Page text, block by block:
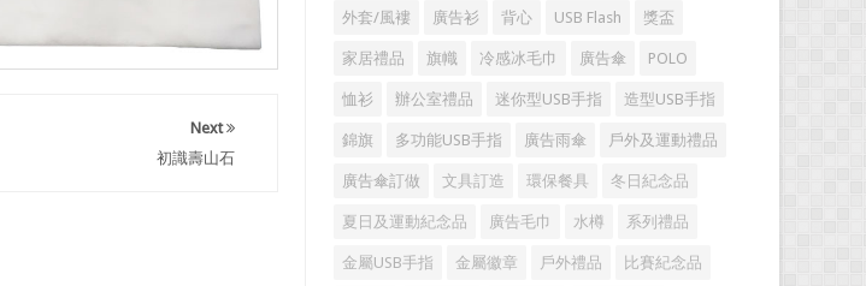
Next
初識壽山石
外套/風褸 廣告衫 背心 USB Flash 獎盃
家居禮品 旗幟 冷感冰毛巾 廣告傘 POLO
恤衫 辦公室禮品 迷你型USB手指 造型USB手指
錦旗 多功能USB手指 廣告雨傘 戶外及運動禮品
廣告傘訂做 文具訂造 環保餐具 冬日紀念品
夏日及運動紀念品 廣告毛巾 水樽 系列禮品
金屬USB手指 金屬徽章 戶外禮品 比賽紀念品